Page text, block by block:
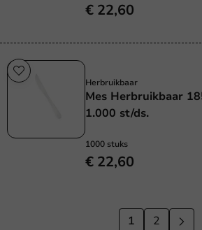
€ 22,60
Herbruikbaar
Mes Herbruikbaar
1.000 st/ds.
1000 stuks
€ 22,60
1 2